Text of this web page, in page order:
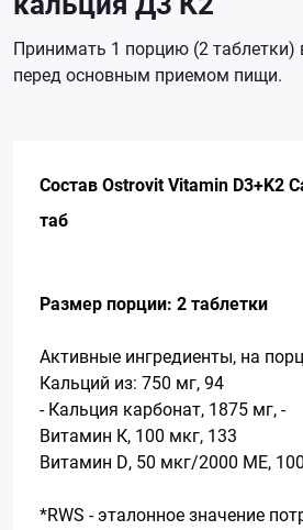
Принимать 1 порцию (2 таблетки)
перед основным приемом пищи.
Состав Ostrovit Vitamin D3+K2
таб
Размер порции: 2 таблетки
Активные ингредиенты, на
Кальций из: 750 мг, 94
- Кальция карбонат, 1875 мг, -
Витамин К, 100 мкг, 133
Витамин D, 50 мкг/2000 МЕ,
*RWS - эталонное значение